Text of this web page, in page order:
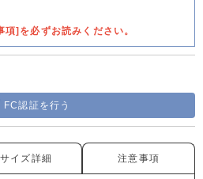
]を必ずお読みください。
FC認証を行う
サイズ詳細 注意事項